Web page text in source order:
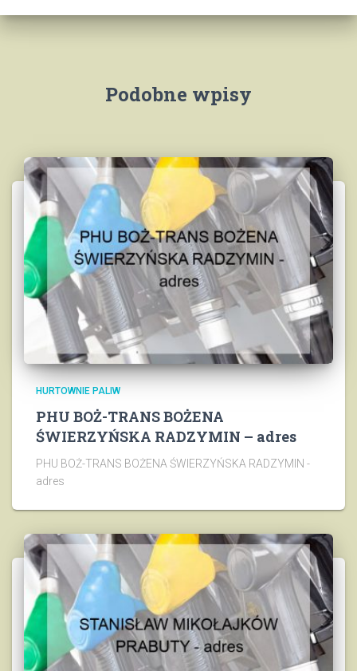
Podobne wpisy
HURTOWNIE PALIW
PHU BOŻ-TRANS BOŻENA
ŚWIERZYŃSKA RADZYMIN – adres
PHU BOŻ-TRANS BOŻENA ŚWIERZYŃSKA RADZYMIN -
adres